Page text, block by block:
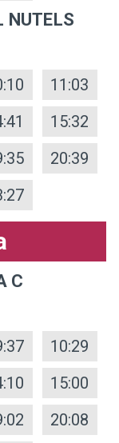
NUTELS
11:03
15:32
20:39
C
10:29
15:00
20:08